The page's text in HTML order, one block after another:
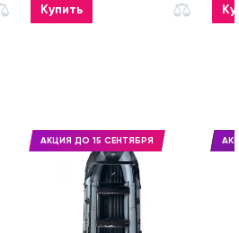
Купить
АКЦИЯ ДО 15 СЕНТЯБРЯ